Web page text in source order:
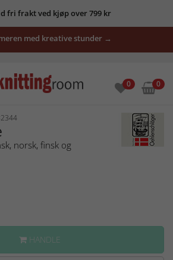
fri frakt ved kjøp over 799 kr
med kreative stunder →
0 0
norsk, finsk og
HANDLE